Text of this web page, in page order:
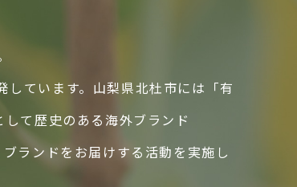
ています。山梨県北杜市には「有
て歴史のある海外ブランド
ランドをお届けする活動を実施し